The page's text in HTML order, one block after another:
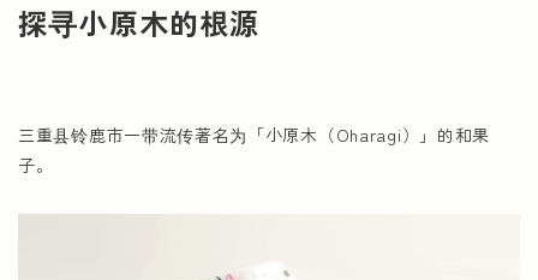
探寻小原木的根源
三重县铃鹿市一带流传著名为「小原木（Oharagi）」的和果
子。